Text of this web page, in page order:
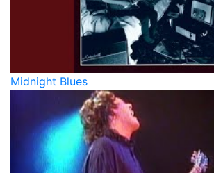
Midnight Blues